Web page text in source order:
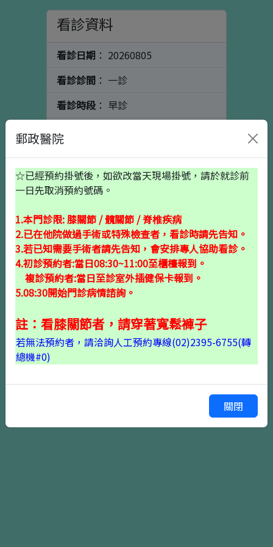
看診資料
看診日期 ： 20260805
看診診間 ： 一診
看診時段 ： 早診
看診科別
看診醫師： 骨科
個人資料 初診請按這裡
出生日期
就醫備註
確認掛號 上一頁
郵政醫院
☆已經預約掛號後，如欲改當天現場掛號，請於就診前
一日先取消預約號碼。
1.本門診限: 膝關節 / 髖關節 / 脊椎疾病
2.已在他院做過手術或特殊檢查者，看診時請先告知。
3.若已知需要手術者請先告知，會安排專人協助看診。
4.初診預約者:當日08:30~11:00至櫃檯報到。
複診預約者:當日至診室外插健保卡報到。
5.08:30開始門診病情諮詢。
註：看膝關節者，請穿著寬鬆褲子
若無法預約者，請洽詢人工預約專線(02)2395-6755(轉
總機#0)
關閉